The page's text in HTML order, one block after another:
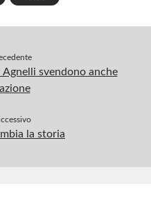
svendono anche
la storia